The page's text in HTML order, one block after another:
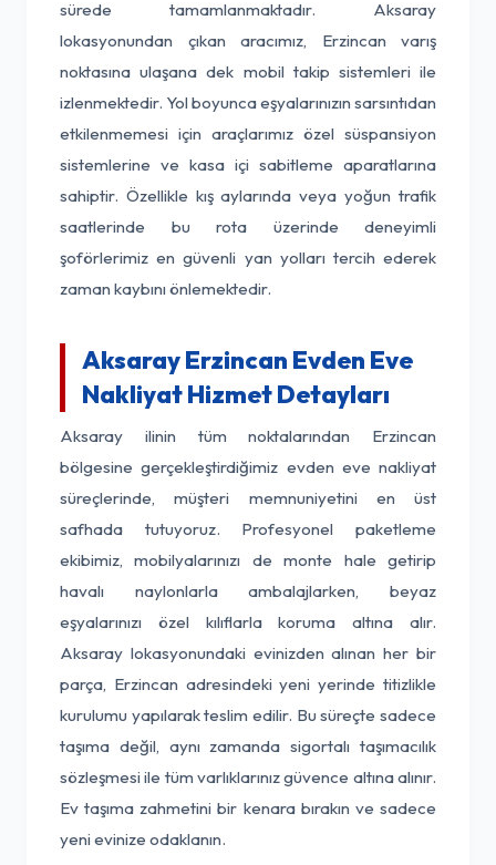
sürede tamamlanmaktadır. Aksaray
lokasyonundan çıkan aracımız, Erzincan varış
noktasına ulaşana dek mobil takip sistemleri ile
izlenmektedir. Yol boyunca eşyalarınızın sarsıntıdan
etkilenmemesi için araçlarımız özel süspansiyon
sistemlerine ve kasa içi sabitleme aparatlarına
sahiptir. Özellikle kış aylarında veya yoğun trafik
saatlerinde bu rota üzerinde deneyimli
şoförlerimiz en güvenli yan yolları tercih ederek
zaman kaybını önlemektedir.
Aksaray Erzincan Evden Eve
Nakliyat Hizmet Detayları
Aksaray ilinin tüm noktalarından Erzincan
bölgesine gerçekleştirdiğimiz evden eve nakliyat
süreçlerinde, müşteri memnuniyetini en üst
safhada tutuyoruz. Profesyonel paketleme
ekibimiz, mobilyalarınızı de monte hale getirip
havalı naylonlarla ambalajlarken, beyaz
eşyalarınızı özel kılıflarla koruma altına alır.
Aksaray lokasyonundaki evinizden alınan her bir
parça, Erzincan adresindeki yeni yerinde titizlikle
kurulumu yapılarak teslim edilir. Bu süreçte sadece
taşıma değil, aynı zamanda sigortalı taşımacılık
sözleşmesi ile tüm varlıklarınız güvence altına alınır.
Ev taşıma zahmetini bir kenara bırakın ve sadece
yeni evinize odaklanın.